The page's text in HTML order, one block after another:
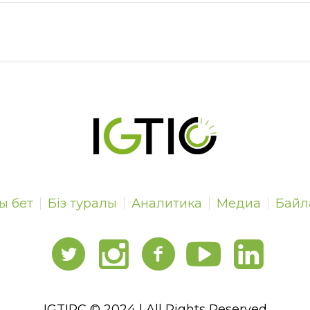
бет Біз туралы Аналитика Медиа